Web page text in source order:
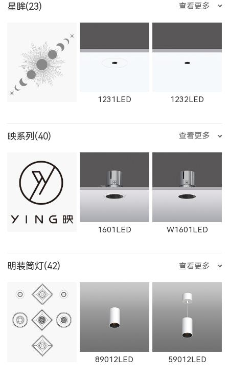
1762LED W1762LED
W1615LED-1 W1615LED-2
12111LED W1711LED W11111LED
1782LED 11181LED
51352LED
星眸(23) 查看更多
1231LED 1232LED
1351LED 1352LED 1231LED-3
1231LED-5 1351LED-3 1351LED-5
映系列(40) 查看更多
1601LED W1601LED
1602LED W1602LED 1861LED
明装筒灯(42) 查看更多
89012LED 59012LED